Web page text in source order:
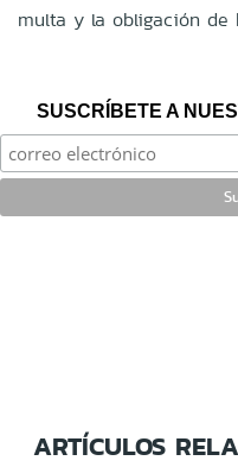
multa y la obligación de
SUSCRÍBETE A
ARTÍCULOS